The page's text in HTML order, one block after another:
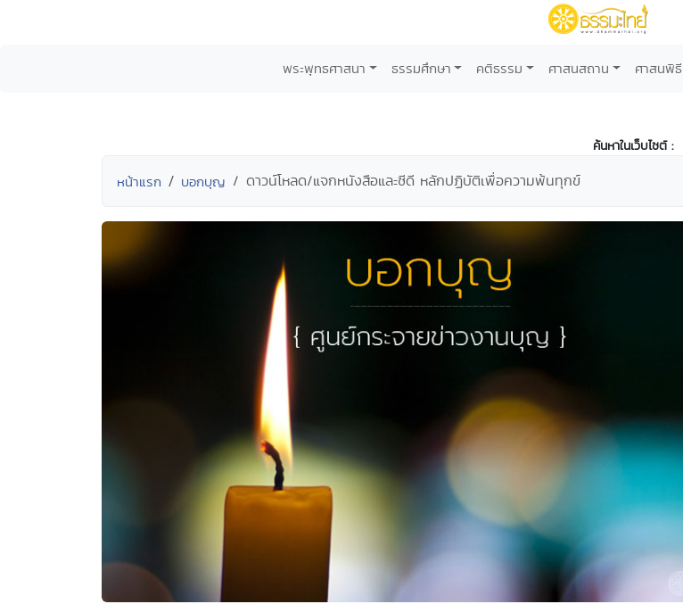
พระพุทธศาสนา ธรรมศึกษา คติธรรม ศาสนสถาน ศาสนพิธี
ค้นหาในเว็บไซต์ :
หน้าแรก บอกบุญ ดาวน์โหลด/แจกหนังสือและซีดี หลักปฏิบัติเพื่อความพ้นทุกข์